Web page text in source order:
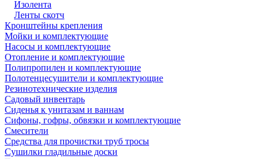
Изолента
Ленты скотч
Кронштейны крепления
Мойки и комплектующие
Насосы и комплектующие
Отопление и комплектующие
Полипропилен и комплектующие
Полотенцесушители и комплектующие
Резинотехнические изделия
Садовый инвентарь
Сиденья к унитазам и ваннам
Сифоны, гофры, обвязки и комплектующие
Смесители
Средства для прочистки труб тросы
Сушилки гладильные доски